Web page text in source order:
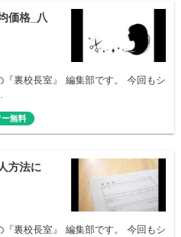
価格_八
『裏校長室』 編集部です。 今回もシ
無料
方法に
『裏校長室』 編集部です。 今回もシ